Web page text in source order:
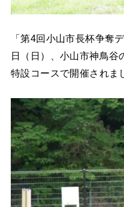
「第4回小山市長杯争奪
日（日）、小山市神鳥谷
特設コースで開催されま